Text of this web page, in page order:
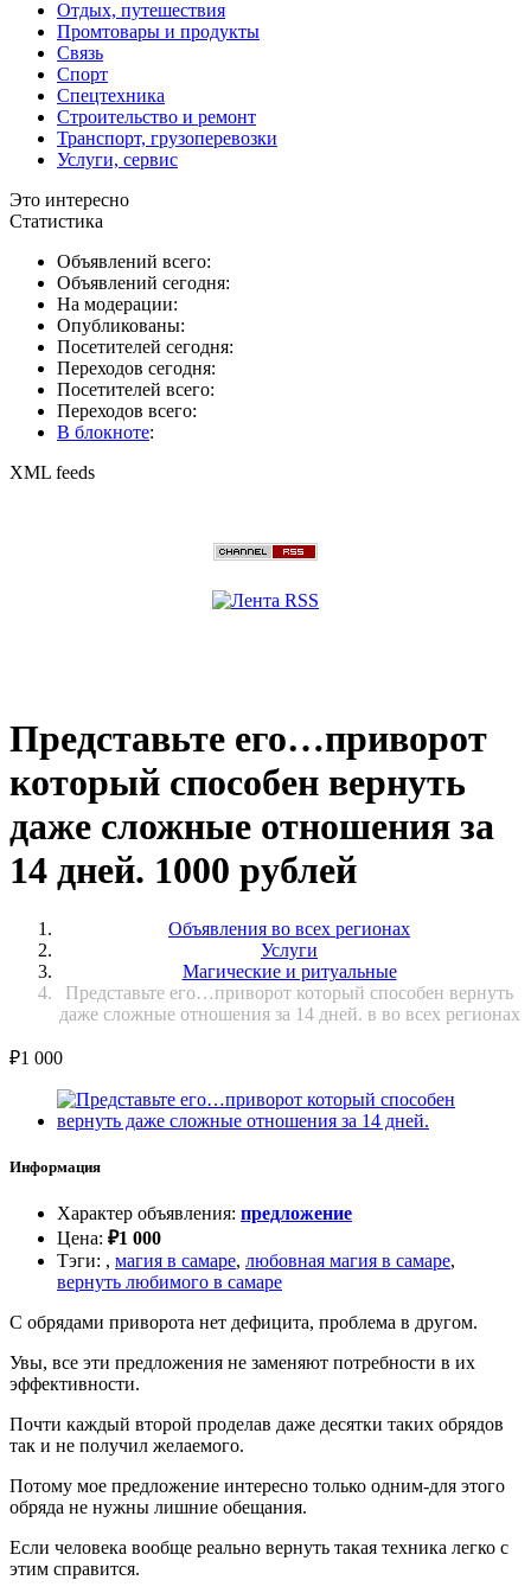
Отдых, путешествия
Промтовары и продукты
Связь
Спорт
Спецтехника
Строительство и ремонт
Транспорт, грузоперевозки
Услуги, сервис
Это интересно
Статистика
Объявлений всего:
Объявлений сегодня:
На модерации:
Опубликованы:
Посетителей сегодня:
Переходов сегодня:
Посетителей всего:
Переходов всего:
В блокноте:
XML feeds
Представьте его…приворот
который способен вернуть
даже сложные отношения за
14 дней. 1000 рублей
Объявления во всех регионах
Услуги
Магические и ритуальные
Представьте его…приворот который способен вернуть
даже сложные отношения за 14 дней. в во всех регионах
₽1 000
Информация
Характер объявления: предложение
Цена: ₽1 000
Тэги: , магия в самаре, любовная магия в самаре,
вернуть любимого в самаре
С обрядами приворота нет дефицита, проблема в другом.
Увы, все эти предложения не заменяют потребности в их
эффективности.
Почти каждый второй проделав даже десятки таких обрядов
так и не получил желаемого.
Потому мое предложение интересно только одним-для этого
обряда не нужны лишние обещания.
Если человека вообще реально вернуть такая техника легко с
этим справится.